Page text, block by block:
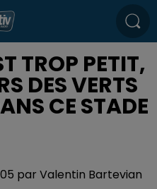
TROP PETIT,
DES VERTS
CE STADE
par Valentin Bartevian